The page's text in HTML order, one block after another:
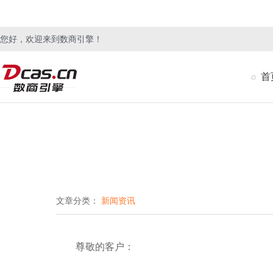
您好，欢迎来到数商引擎！
首
文章分类： 新闻资讯
尊敬的客户：